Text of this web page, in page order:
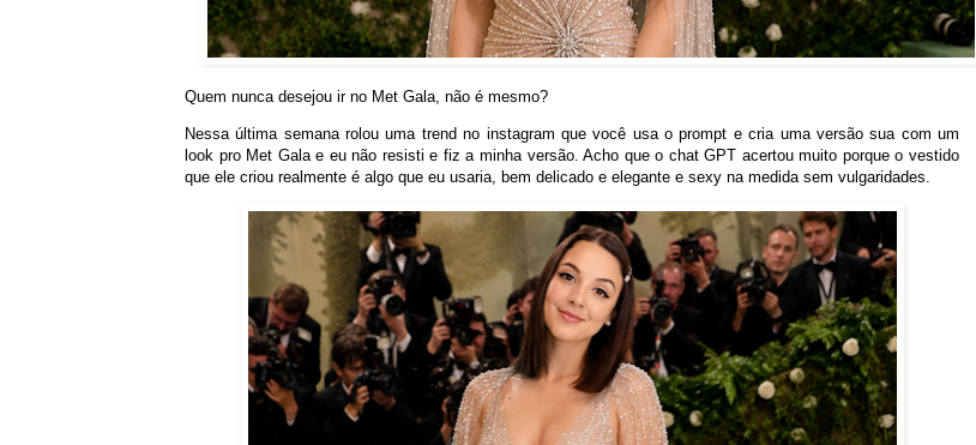
Quem nunca desejou ir no Met Gala, não é mesmo?
Nessa última semana rolou uma trend no instagram que você usa o prompt e cria uma versão sua com um
look pro Met Gala e eu não resisti e fiz a minha versão. Acho que o chat GPT acertou muito porque o vestido
que ele criou realmente é algo que eu usaria, bem delicado e elegante e sexy na medida sem vulgaridades.